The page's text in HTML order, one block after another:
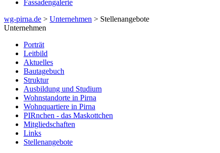
Fassadengalerie
wg-pirna.de > Unternehmen > Stellenangebote
Unternehmen
Porträt
Leitbild
Aktuelles
Bautagebuch
Struktur
Ausbildung und Studium
Wohnstandorte in Pirna
Wohnquartiere in Pirna
PIRnchen - das Maskottchen
Mitgliedschaften
Links
Stellenangebote